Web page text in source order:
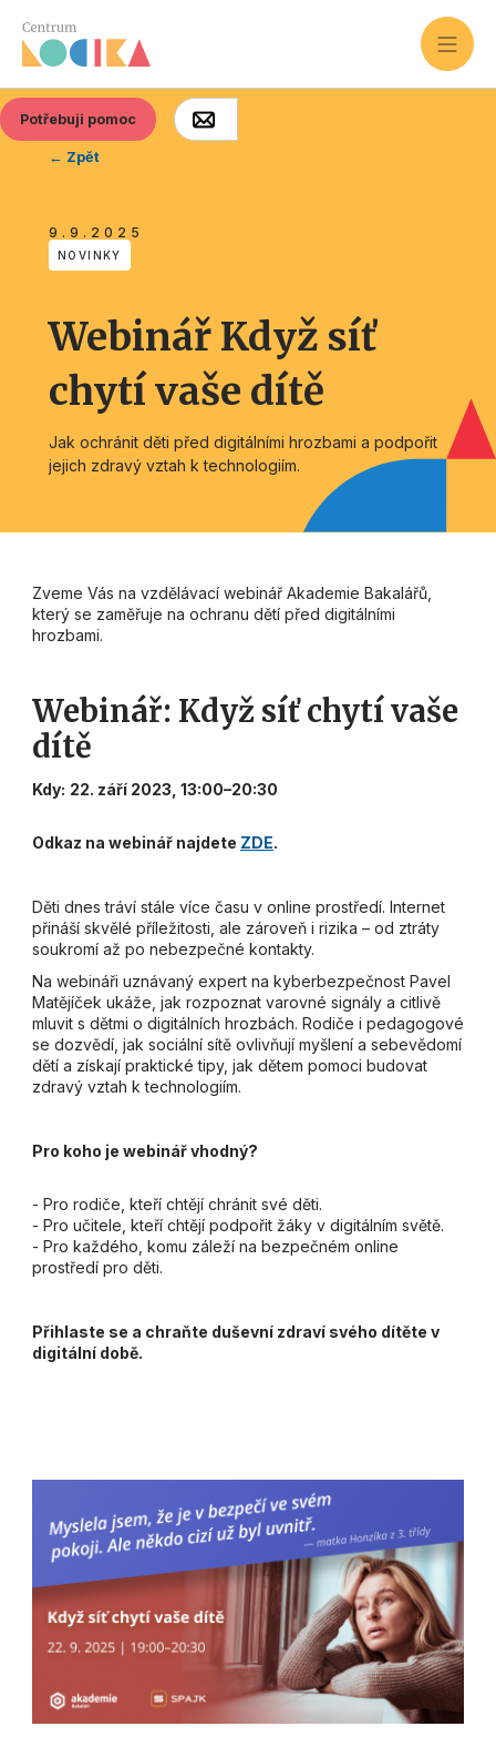
Potřebuji pomoc
← Zpět
9.9.2025
NOVINKY
Webinář Když síť
chytí vaše dítě
Jak ochránit děti před digitálními hrozbami a podpořit
jejich zdravý vztah k technologiím.
Zveme Vás na vzdělávací webinář Akademie Bakalářů,
který se zaměřuje na ochranu dětí před digitálními
hrozbami.
Webinář: Když síť chytí vaše
dítě
Kdy: 22. září 2023, 13:00–20:30
Odkaz na webinář najdete ZDE.
Děti dnes tráví stále více času v online prostředí. Internet
přináší skvělé příležitosti, ale zároveň i rizika – od ztráty
soukromí až po nebezpečné kontakty.
Na webináři uznávaný expert na kyberbezpečnost Pavel
Matějíček ukáže, jak rozpoznat varovné signály a citlivě
mluvit s dětmi o digitálních hrozbách. Rodiče i pedagogové
se dozvědí, jak sociální sítě ovlivňují myšlení a sebevědomí
dětí a získají praktické tipy, jak dětem pomoci budovat
zdravý vztah k technologiím.
Pro koho je webinář vhodný?
- Pro rodiče, kteří chtějí chránit své děti.
- Pro učitele, kteří chtějí podpořit žáky v digitálním světě.
- Pro každého, komu záleží na bezpečném online
prostředí pro děti.
Přihlaste se a chraňte duševní zdraví svého dítěte v
digitální době.